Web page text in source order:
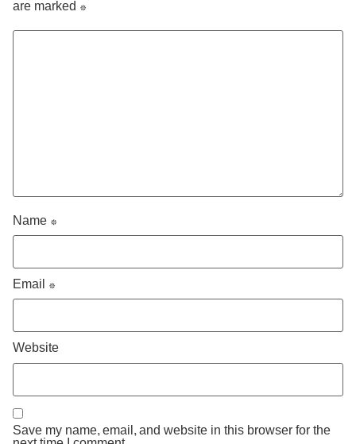
are marked *
Name *
Email *
Website
Save my name, email, and website in this browser for the